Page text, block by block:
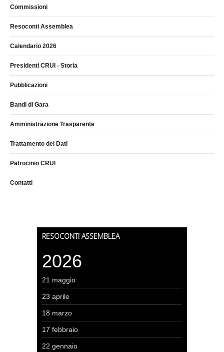
Commissioni
Resoconti Assemblea
Calendario 2026
Presidenti CRUI - Storia
Pubblicazioni
Bandi di Gara
Amministrazione Trasparente
Trattamento dei Dati
Patrocinio CRUI
Contatti
RESOCONTI ASSEMBLEA
2026
21 maggio
23 aprile
18 marzo
17 febbraio
22 gennaio